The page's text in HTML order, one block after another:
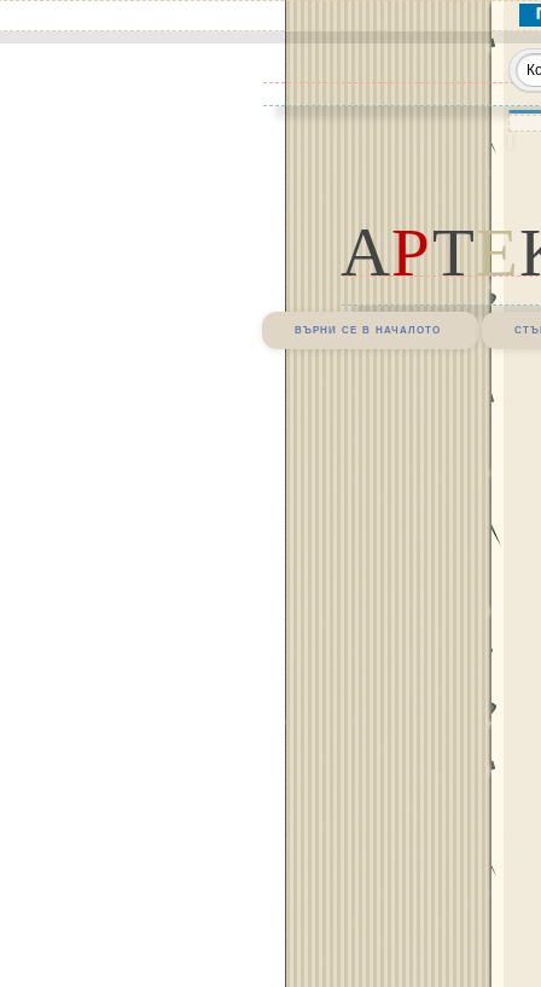
АРТЕ
върни се в началото